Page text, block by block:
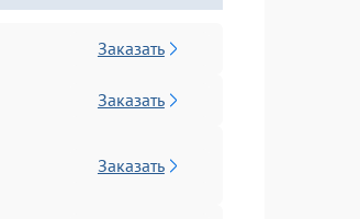
Заказать
Заказать
Заказать